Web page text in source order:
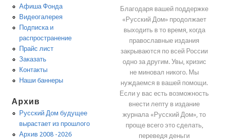
Афиша Фонда
Видеогалерея
Подписка и
распространение
Прайс лист
Заказать
Контакты
Наши баннеры
Архив
Русский Дом будущее
вырастает из прошлого
Архив 2008 -2026
Благодаря вашей поддержке
«Русский Дом» продолжает
выходить в то время, когда
православные издания
закрываются по всей России
одно за другим. Увы, кризис
не миновал никого. Мы
нуждаемся в вашей помощи.
Если у вас есть возможность
внести лепту в издание
журнала «Русский Дом», то
проще всего это сделать,
переведя деньги